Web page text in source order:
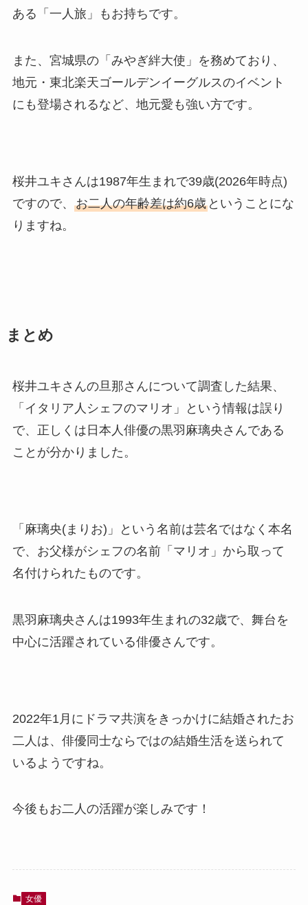
ある「一人旅」もお持ちです。
また、宮城県の「みやぎ絆大使」を務めており、
地元・東北楽天ゴールデンイーグルスのイベント
にも登場されるなど、地元愛も強い方です。
桜井ユキさんは1987年生まれで39歳(2026年時点)
ですので、 お二人の年齢差は約6歳ということにな
りますね。
まとめ
桜井ユキさんの旦那さんについて調査した結果、
「イタリア人シェフのマリオ」という情報は誤り
で、正しくは日本人俳優の黒羽麻璃央さんである
ことが分かりました。
「麻璃央(まりお)」という名前は芸名ではなく本名
で、お父様がシェフの名前「マリオ」から取って
名付けられたものです。
黒羽麻璃央さんは1993年生まれの32歳で、舞台を
中心に活躍されている俳優さんです。
2022年1月にドラマ共演をきっかけに結婚されたお
二人は、俳優同士ならではの結婚生活を送られて
いるようですね。
今後もお二人の活躍が楽しみです！
女優